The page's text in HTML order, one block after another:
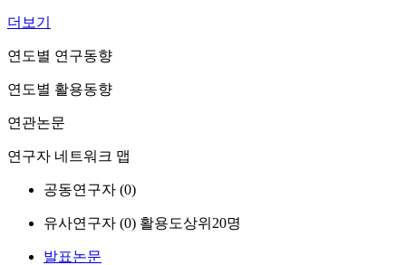
더보기
연도별 연구동향
연도별 활용동향
연관논문
연구자 네트워크 맵
공동연구자 (0)
유사연구자 (0) 활용도상위20명
발표논문